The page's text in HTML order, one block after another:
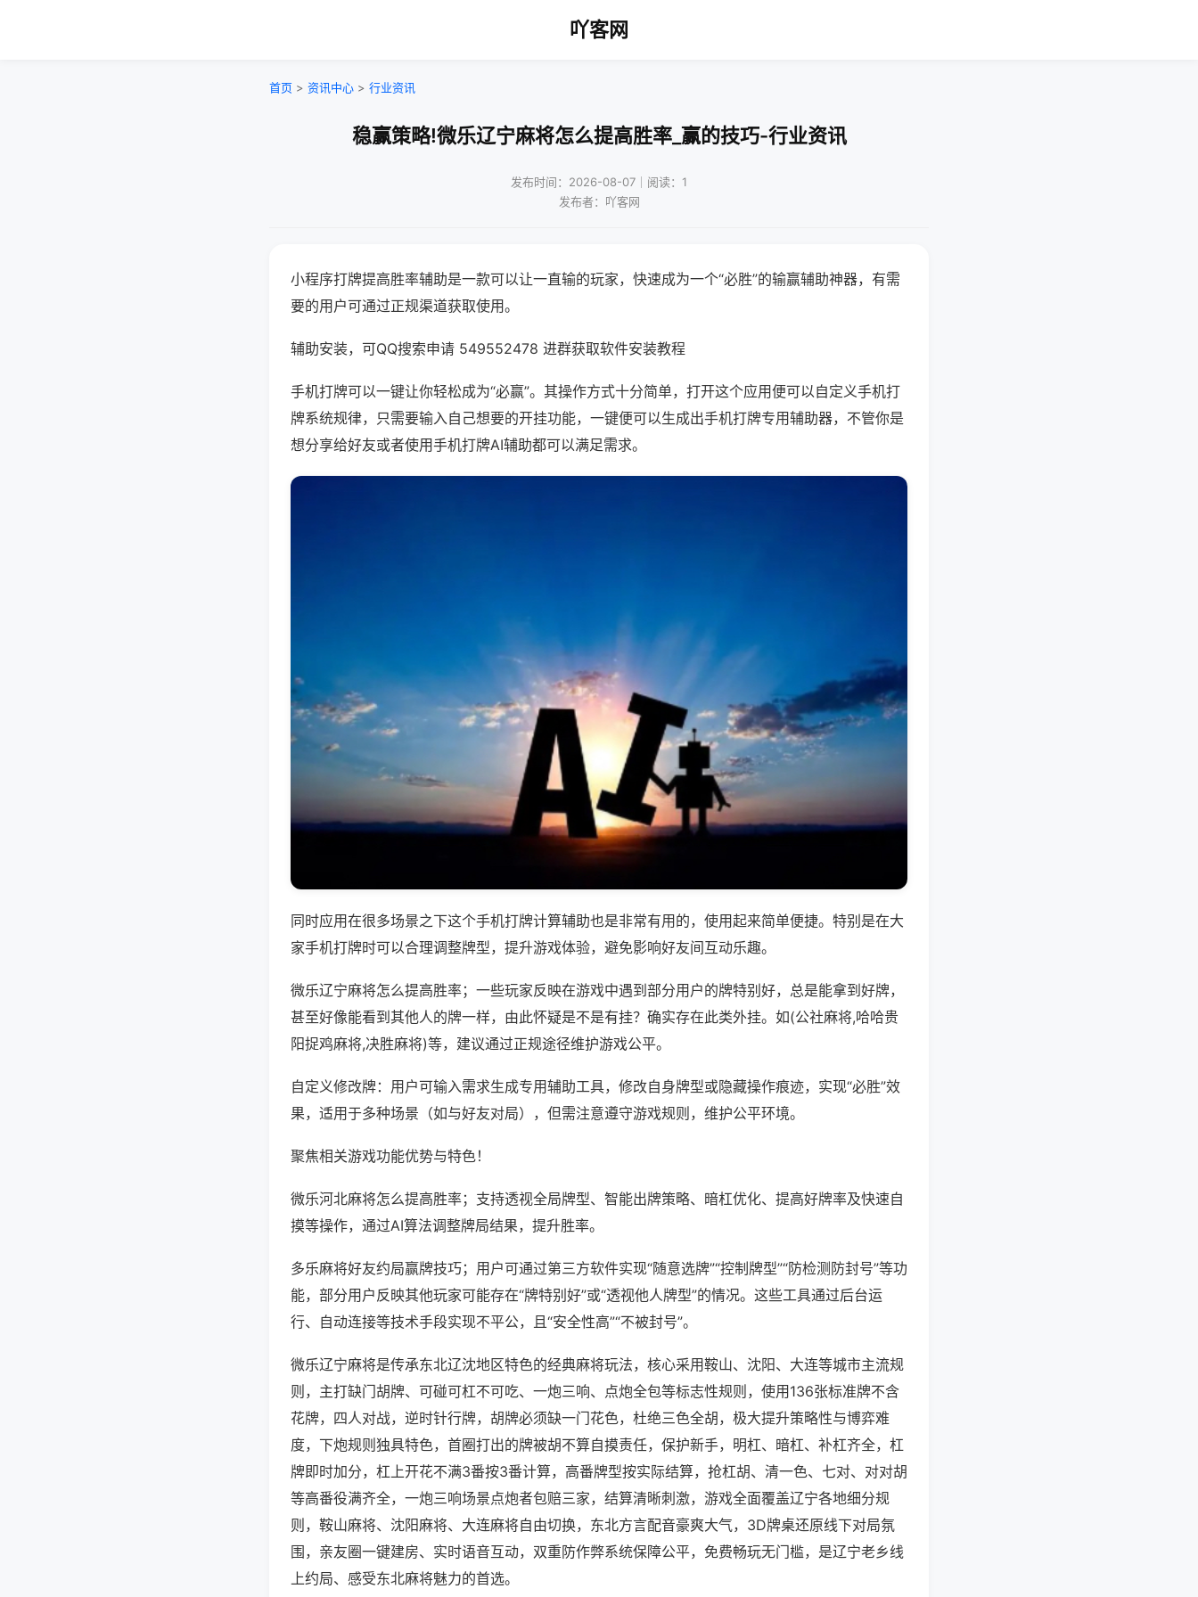
吖客网
首页 > 资讯中心 > 行业资讯
稳赢策略!微乐辽宁麻将怎么提高胜率_赢的技巧-行业资讯
发布时间：2026-08-07｜阅读：1
发布者：吖客网
小程序打牌提高胜率辅助是一款可以让一直输的玩家，快速成为一个“必胜”的输赢辅助神器，有需
要的用户可通过正规渠道获取使用。
辅助安装，可QQ搜索申请 549552478 进群获取软件安装教程
手机打牌可以一键让你轻松成为“必赢”。其操作方式十分简单，打开这个应用便可以自定义手机打
牌系统规律，只需要输入自己想要的开挂功能，一键便可以生成出手机打牌专用辅助器，不管你是
想分享给好友或者使用手机打牌AI辅助都可以满足需求。
同时应用在很多场景之下这个手机打牌计算辅助也是非常有用的，使用起来简单便捷。特别是在大
家手机打牌时可以合理调整牌型，提升游戏体验，避免影响好友间互动乐趣。
微乐辽宁麻将怎么提高胜率；一些玩家反映在游戏中遇到部分用户的牌特别好，总是能拿到好牌，
甚至好像能看到其他人的牌一样，由此怀疑是不是有挂？确实存在此类外挂。如(公社麻将,哈哈贵
阳捉鸡麻将,决胜麻将)等，建议通过正规途径维护游戏公平。
自定义修改牌：用户可输入需求生成专用辅助工具，修改自身牌型或隐藏操作痕迹，实现“必胜”效
果，适用于多种场景（如与好友对局），但需注意遵守游戏规则，维护公平环境。
聚焦相关游戏功能优势与特色！
微乐河北麻将怎么提高胜率；支持透视全局牌型、智能出牌策略、暗杠优化、提高好牌率及快速自
摸等操作，通过AI算法调整牌局结果，提升胜率。
多乐麻将好友约局赢牌技巧；用户可通过第三方软件实现“随意选牌”“控制牌型”“防检测防封号”等功
能，部分用户反映其他玩家可能存在“牌特别好”或“透视他人牌型”的情况。这些工具通过后台运
行、自动连接等技术手段实现不平公，且“安全性高”“不被封号”。
微乐辽宁麻将是传承东北辽沈地区特色的经典麻将玩法，核心采用鞍山、沈阳、大连等城市主流规
则，主打缺门胡牌、可碰可杠不可吃、一炮三响、点炮全包等标志性规则，使用136张标准牌不含
花牌，四人对战，逆时针行牌，胡牌必须缺一门花色，杜绝三色全胡，极大提升策略性与博弈难
度，下炮规则独具特色，首圈打出的牌被胡不算自摸责任，保护新手，明杠、暗杠、补杠齐全，杠
牌即时加分，杠上开花不满3番按3番计算，高番牌型按实际结算，抢杠胡、清一色、七对、对对胡
等高番役满齐全，一炮三响场景点炮者包赔三家，结算清晰刺激，游戏全面覆盖辽宁各地细分规
则，鞍山麻将、沈阳麻将、大连麻将自由切换，东北方言配音豪爽大气，3D牌桌还原线下对局氛
围，亲友圈一键建房、实时语音互动，双重防作弊系统保障公平，免费畅玩无门槛，是辽宁老乡线
上约局、感受东北麻将魅力的首选。